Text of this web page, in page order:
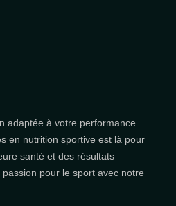
adaptée à votre performance.
en nutrition sportive est là pour
santé et des résultats
pour le sport avec notre